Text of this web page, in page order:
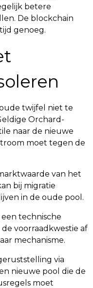
betere
De blockchain
genoeg.
twijfel niet te
Orchard-
naar de nieuwe
moet tegen de
van het
bij migratie
in de oude pool.
technische
voorraadkwestie af
mechanisme.
via
nieuwe pool die de
moet